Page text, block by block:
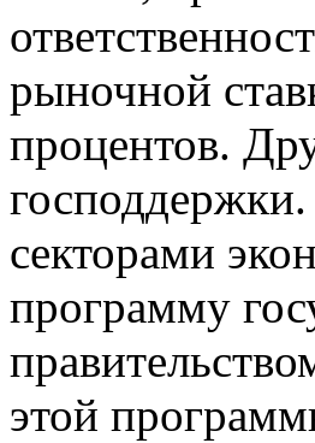
рыночной
процентов.
секторами
программу
этой